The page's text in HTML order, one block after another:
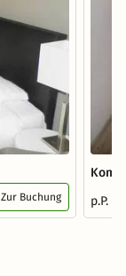
Zur Buchung
p.P.